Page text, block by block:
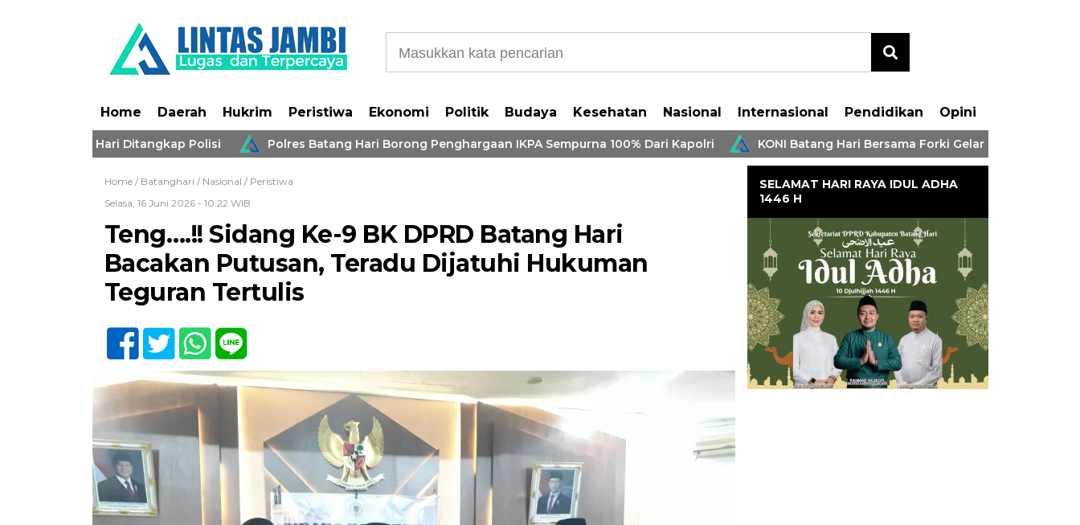
Home Daerah Hukrim Peristiwa Ekonomi Politik Budaya Kesehatan Nasional Internasional Pendidikan Opini
Batang Hari Ditangkap Polisi Polres Batang Hari Borong Penghargaan IKPA Sempurna 100% Dari Kapolri KONI Batang Hari Bersama Forki Gelar Kejuaraan Karate
Home / Batanghari / Nasional / Peristiwa
Selasa, 16 Juni 2026 - 10:22 WIB
Teng….!! Sidang Ke-9 BK DPRD Batang Hari
Bacakan Putusan, Teradu Dijatuhi Hukuman
Teguran Tertulis
SELAMAT HARI RAYA IDUL ADHA
1446 H